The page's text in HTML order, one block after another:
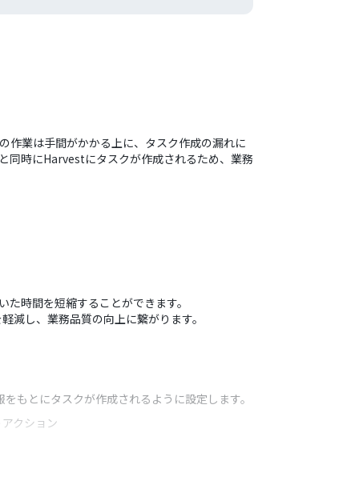
作業は手間がかかる上に、タスク作成の漏れに
同時にHarvestにタスクが作成されるため、業務
時間を短縮することができます。
減し、業務品質の向上に繋がります。
もとにタスクが作成されるように設定します。
クション